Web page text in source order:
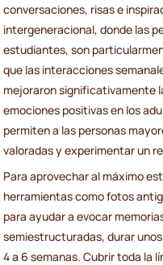
conversaciones, risas e
intergeneracional, donde las
estudiantes, son
que las interacciones
mejoraron significativamente
emociones positivas en los
permiten a las personas
valoradas y experimentar un
Para aprovechar al máximo
herramientas como fotos
para ayudar a evocar
semiestructuradas, durar
4 a 6 semanas. Cubrir toda la